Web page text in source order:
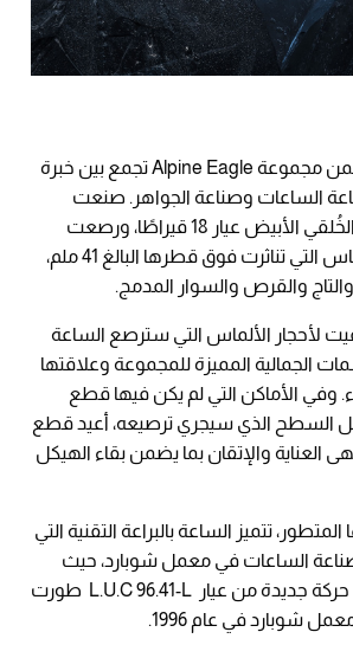
هي ساعة جديدة ضمن مجموعة Alpine Eagle تجمع بين خبرة
الساعات وصناعة الجواهر. صنعت
الساعة من الذهب الخُلقي الأبيض عيار 18 قيراطًا، ورصعت
بالكامل بحبوب الألماس التي تناثرت فوق قطرها البالغ 41 ملم،
والتاج والقرص والسوار المدمج.
لأحجار الألماس التي سترصع الساعة
الجمالية المميزة للمجموعة وعلاقتها
وفي الأماكن التي لم يكن فيها قطع
السطح الذي سيجري ترصيعه، أعيد قطع
العناية والإتقان بما يضمن بقاء الهيكل
تتميز الساعة بالبراعة التقنية التي
الساعات في معمل شوبارد، حيث
تنبض على إيقاع آلية حركة جديدة من عيار L.U.C 96.41-L طورت
شوبارد في عام 1996.